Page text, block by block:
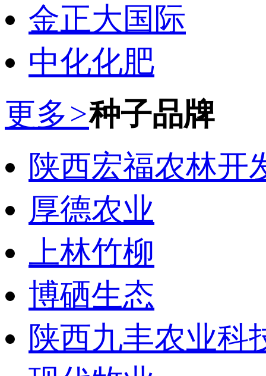
金正大国际
中化化肥
更多>种子品牌
陕西宏福农林开
厚德农业
上林竹柳
博硒生态
陕西九丰农业科